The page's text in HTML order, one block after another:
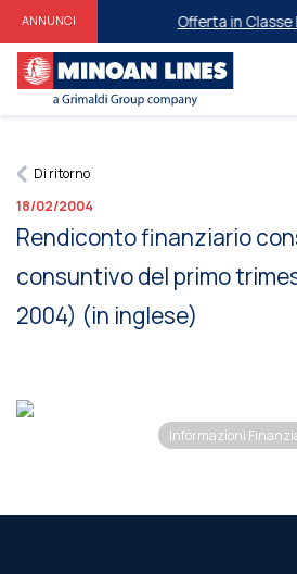
ANNUNCI Offerta in Classe
Di ritorno
18/02/2004
Rendiconto finanziario
consuntivo del primo
2004) (in inglese)
Informazioni